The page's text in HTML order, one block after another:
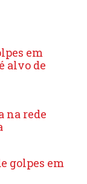
em
alvo de
na rede
golpes em